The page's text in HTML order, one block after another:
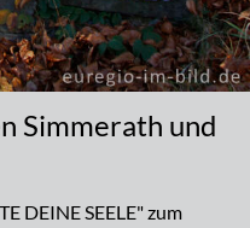
Simmerath und
DEINE SEELE" zum